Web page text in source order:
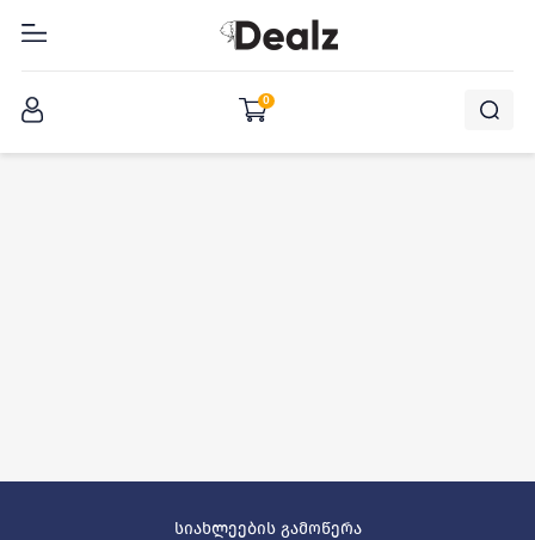
0
სიახლეების გამოწერა